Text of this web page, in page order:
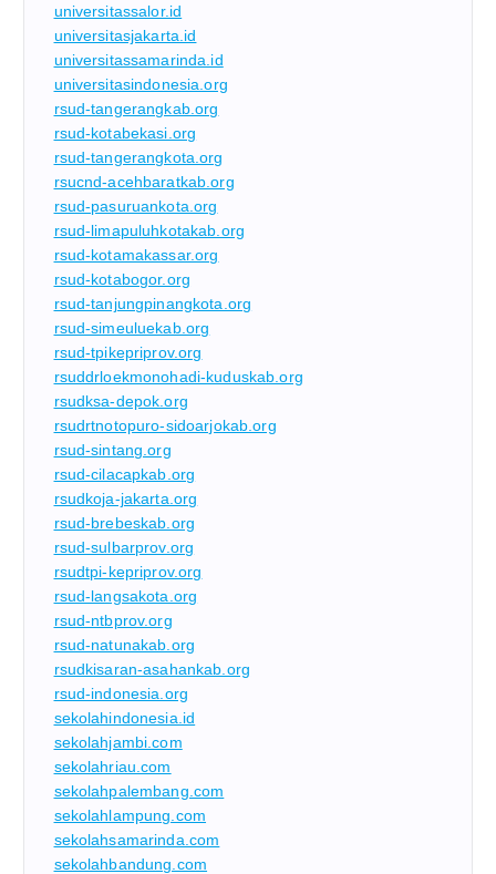
universitassalor.id
universitasjakarta.id
universitassamarinda.id
universitasindonesia.org
rsud-tangerangkab.org
rsud-kotabekasi.org
rsud-tangerangkota.org
rsucnd-acehbaratkab.org
rsud-pasuruankota.org
rsud-limapuluhkotakab.org
rsud-kotamakassar.org
rsud-kotabogor.org
rsud-tanjungpinangkota.org
rsud-simeuluekab.org
rsud-tpikepriprov.org
rsuddrloekmonohadi-kuduskab.org
rsudksa-depok.org
rsudrtnotopuro-sidoarjokab.org
rsud-sintang.org
rsud-cilacapkab.org
rsudkoja-jakarta.org
rsud-brebeskab.org
rsud-sulbarprov.org
rsudtpi-kepriprov.org
rsud-langsakota.org
rsud-ntbprov.org
rsud-natunakab.org
rsudkisaran-asahankab.org
rsud-indonesia.org
sekolahindonesia.id
sekolahjambi.com
sekolahriau.com
sekolahpalembang.com
sekolahlampung.com
sekolahsamarinda.com
sekolahbandung.com